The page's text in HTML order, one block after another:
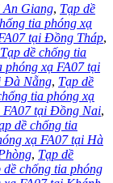
An Giang, Tạp dề
tia phóng xạ
tại Đồng Tháp,
Tạp dề chống tia
phóng xạ FA07 tại
Đà Nẵng, Tạp dề
tia phóng xạ
FA07 tại Đồng Nai,
dề chống tia
xạ FA07 tại Hà
, Tạp dề
dề chống tia phóng